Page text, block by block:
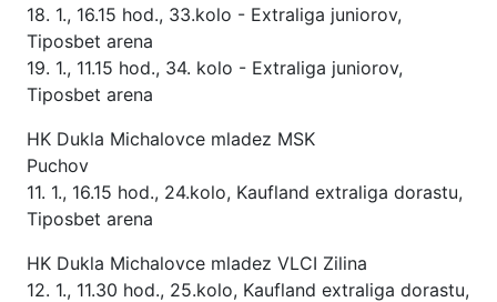
18. 1., 16.15 hod., 33.kolo - Extraliga juniorov,
Tiposbet arena
19. 1., 11.15 hod., 34. kolo - Extraliga juniorov,
Tiposbet arena
HK Dukla Michalovce mladez MSK
Puchov
11. 1., 16.15 hod., 24.kolo, Kaufland extraliga dorastu,
Tiposbet arena
HK Dukla Michalovce mladez VLCI Zilina
12. 1., 11.30 hod., 25.kolo, Kaufland extraliga dorastu,